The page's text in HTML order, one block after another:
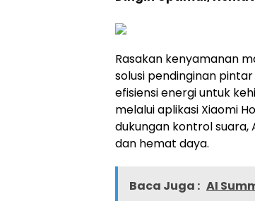
Rasakan kenyamanan
solusi pendinginan
efisiensi energi untuk
melalui aplikasi Xiaomi
dukungan kontrol
dan hemat daya.
Baca Juga : AI